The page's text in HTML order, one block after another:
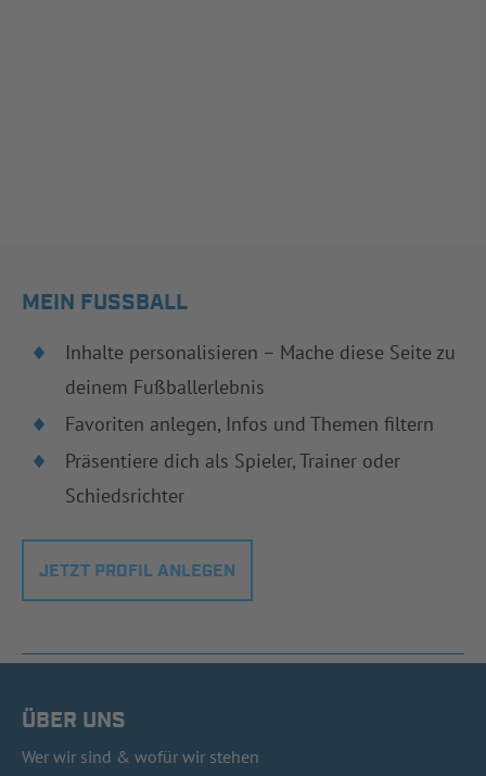
MEIN FUSSBALL
Inhalte personalisieren – Mache diese Seite zu
deinem Fußballerlebnis
Favoriten anlegen, Infos und Themen filtern
Präsentiere dich als Spieler, Trainer oder
Schiedsrichter
JETZT PROFIL ANLEGEN
ÜBER UNS
Wer wir sind & wofür wir stehen